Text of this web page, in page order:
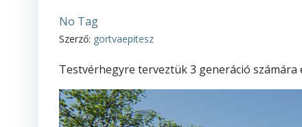
No Tag
Szerző: gortvaepitesz
Testvérhegyre terveztük 3 generáció számára